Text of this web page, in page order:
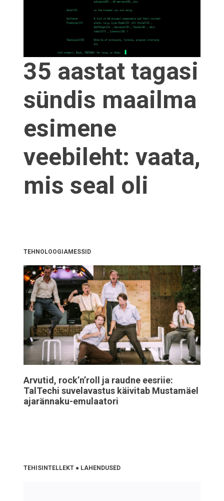
35 aastat tagasi
sündis maailma
esimene
veebileht: vaata,
mis seal oli
TEHNOLOOGIAMESSID
Arvutid, rock’n’roll ja raudne eesriie:
TalTechi suvelavastus käivitab Mustamäel
ajarännaku-emulaatori
TEHISINTELLEKT ● LAHENDUSED